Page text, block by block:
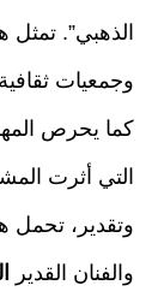
الذهبي”. تمثل
وجمعيات
كما يحرص
التي أثرت
وتقدير، تحمل
والفنان القدير